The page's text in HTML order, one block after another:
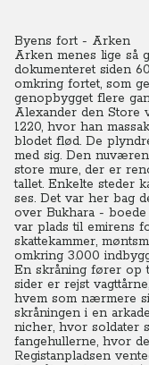
Byens fort - Arken
Arken menes lige så
dokumenteret siden
omkring fortet, som
genopbygget flere
Alexander den Store
1220, hvor han
blodet flød. De
med sig. Den
store mure, der er
tallet. Enkelte steder
ses. Det var her bag
over Bukhara -
var plads til emirens
skattekammer,
omkring 3.000
En skråning fører op
sider er rejst
hvem som nærmere
skråningen i en
nicher, hvor soldater
fangehullerne, hvor
Registanpladsen